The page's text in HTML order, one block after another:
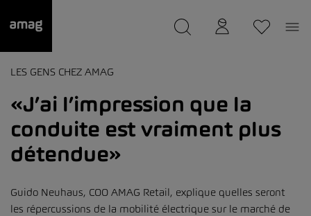
LES GENS CHEZ AMAG
«J’ai l’impression que la
conduite est vraiment plus
détendue»
Guido Neuhaus, COO AMAG Retail, explique quelles seront
les répercussions de la mobilité électrique sur le marché de